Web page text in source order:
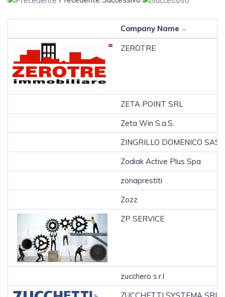
Company Name
ZEROTRE
ZETA POINT SRL
Zeta Win S.a.S.
ZINGRILLO DOMENICO SAS
Zodiak Active Plus Spa
zonaprestiti
Zozz
ZP SERVICE
zucchero s.r.l